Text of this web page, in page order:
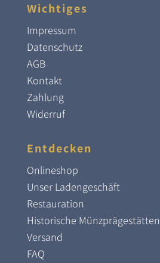
Wichtiges
Impressum
Datenschutz
AGB
Kontakt
Zahlung
Widerruf
Entdecken
Onlineshop
Unser Ladengeschäft
Restauration
Historische Münzprägestätten
Versand
FAQ